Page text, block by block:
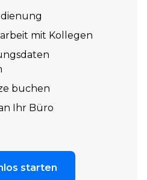
mit Kollegen
buchen
Ihr Büro
starten